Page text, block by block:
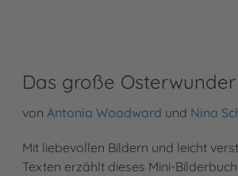
Das große Osterwunder
von Antonia Woodward und Nina
Mit liebevollen Bildern und leicht
Texten erzählt dieses Mini-